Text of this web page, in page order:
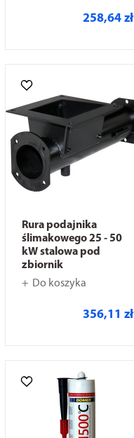
258,64 zł
Rura podajnika
ślimakowego 25 - 50
kW stalowa pod
zbiornik
Do koszyka
356,11 zł